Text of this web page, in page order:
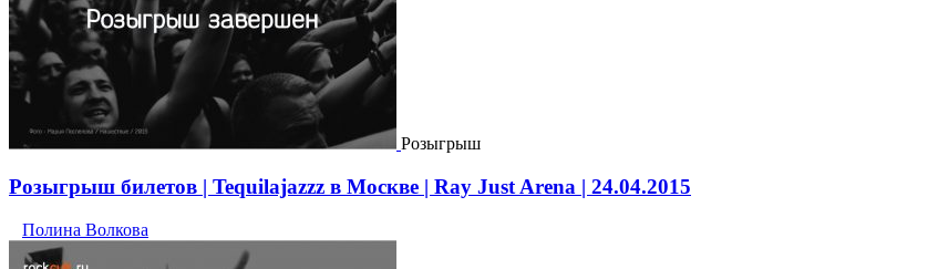
Розыгрыш
Розыгрыш билетов | Tequilajazzz в Москве | Ray Just Arena | 24.04.2015
Полина Волкова